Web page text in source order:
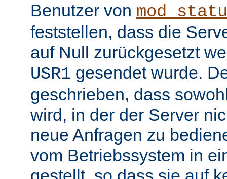
Benutzer von
feststellen, dass die
auf Null zurückgesetzt
USR1 gesendet wurde.
geschrieben, dass
wird, in der der Server
neue Anfragen zu
vom Betriebssystem in